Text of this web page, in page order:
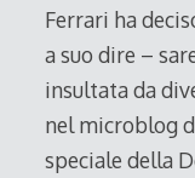
Ferrari ha
a suo dire –
insultata da
nel microblog
speciale della